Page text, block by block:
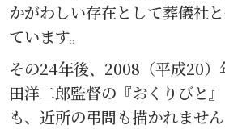
かがわしい存在として葬儀社
ています。
その24年後、2008（平成20）
田洋二郎監督の『おくりびと
も、近所の弔問も描かれません